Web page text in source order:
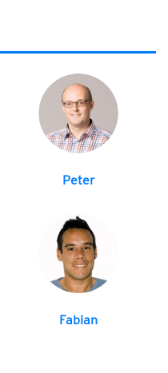
Peter
Fabian